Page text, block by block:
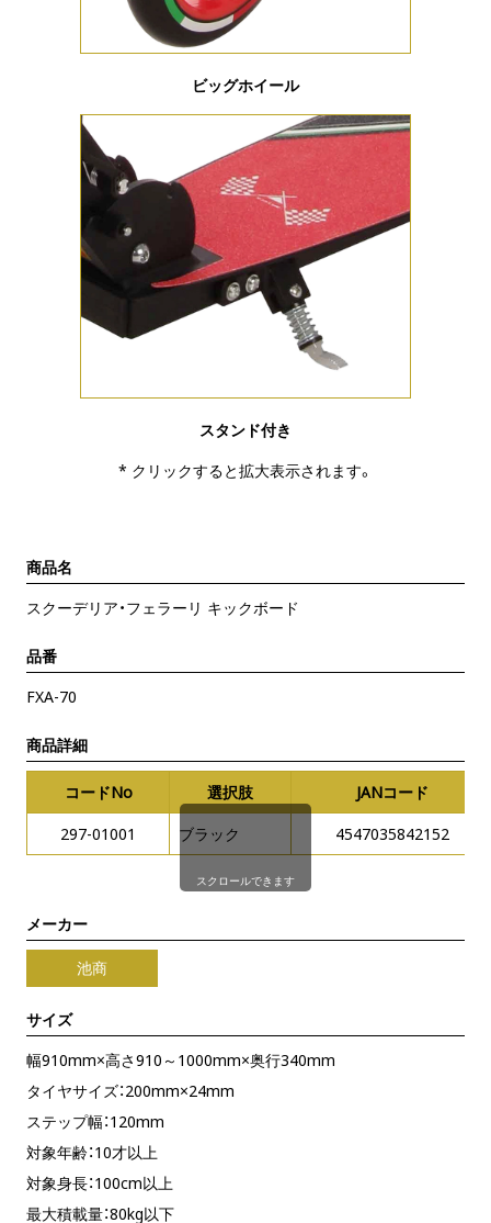
ビッグホイール
スタンド付き
* クリックすると拡大表示されます。
商品名
スクーデリア・フェラーリ キックボード
品番
FXA-70
商品詳細
コードNo 選択肢
JANコード
297-01001
ブラック 4547035842152
スクロールできます
メーカー
池商
サイズ
幅910mm×高さ910～1000mm×奥行340mm
タイヤサイズ：200mm×24mm
ステップ幅：120mm
対象年齢：10才以上
対象身長：100cm以上
最大積載量：80kg以下